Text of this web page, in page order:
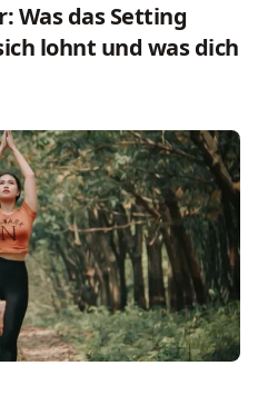
Was das Setting
lohnt und was dich
dich erwartet